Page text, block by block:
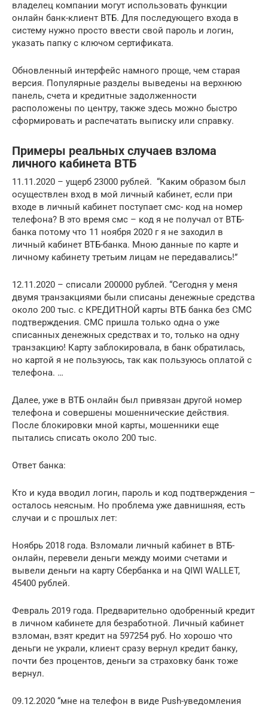
владелец компании могут использовать функции
онлайн банк-клиент ВТБ. Для последующего входа в
систему нужно просто ввести свой пароль и логин,
указать папку с ключом сертификата.
Обновленный интерфейс намного проще, чем старая
версия. Популярные разделы выведены на верхнюю
панель, счета и кредитные задолженности
расположены по центру, также здесь можно быстро
сформировать и распечатать выписку или справку.
Примеры реальных случаев взлома
личного кабинета ВТБ
11.11.2020 – ущерб 23000 рублей. “Каким образом был
осуществлен вход в мой личный кабинет, если при
входе в личный кабинет поступает смс- код на номер
телефона? В это время смс – код я не получал от ВТБ-
банка потому что 11 ноября 2020 г я не заходил в
личный кабинет ВТБ-банка. Мною данные по карте и
личному кабинету третьим лицам не передавались!”
12.11.2020 – списали 200000 рублей. “Сегодня у меня
двумя транзакциями были списаны денежные средства
около 200 тыс. с КРЕДИТНОЙ карты ВТБ банка без СМС
подтверждения. СМС пришла только одна о уже
списанных денежных средствах и то, только на одну
транзакцию! Карту заблокировала, в банк обратилась,
но картой я не пользуюсь, так как пользуюсь оплатой с
телефона. …
Далее, уже в ВТБ онлайн был привязан другой номер
телефона и совершены мошеннические действия.
После блокировки мной карты, мошенники еще
пытались списать около 200 тыс.
Ответ банка:
Кто и куда вводил логин, пароль и код подтверждения –
осталось неясным. Но проблема уже давнишняя, есть
случаи и с прошлых лет:
Ноябрь 2018 года. Взломали личный кабинет в ВТБ-
онлайн, перевели деньги между моими счетами и
вывели деньги на карту Сбербанка и на QIWI WALLET,
45400 рублей.
Февраль 2019 года. Предварительно одобренный кредит
в личном кабинете для безработной. Личный кабинет
взломан, взят кредит на 597254 руб. Но хорошо что
деньги не украли, клиент сразу вернул кредит банку,
почти без процентов, деньги за страховку банк тоже
вернул.
09.12.2020 “мне на телефон в виде Push-уведомления